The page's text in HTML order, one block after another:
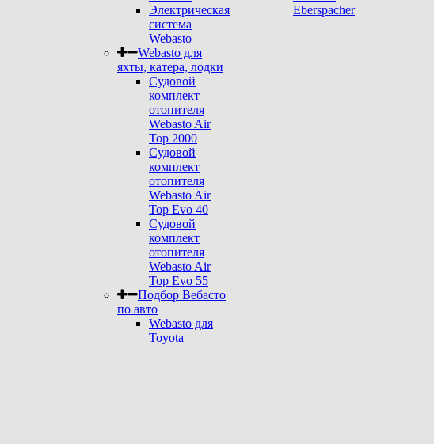
Электрическая
система
Webasto
Webasto для
яхты, катера, лодки
Судовой
комплект
отопителя
Webasto Air
Top 2000
Судовой
комплект
отопителя
Webasto Air
Top Evo 40
Судовой
комплект
отопителя
Webasto Air
Top Evo 55
Подбор Вебасто
по авто
Webasto для
Toyota
Eberspacher